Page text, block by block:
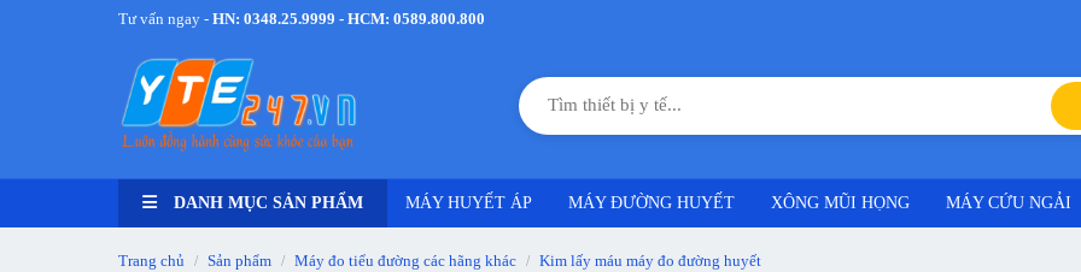
Tư vấn ngay - HN: 0348.25.9999 - HCM: 0589.800.800
DANH MỤC SẢN PHẨM MÁY HUYẾT ÁP MÁY ĐƯỜNG HUYẾT XÔNG MŨI HỌNG MÁY CỨU NGẢI
Trang chủ / Sản phẩm / Máy đo tiểu đường các hãng khác / Kim lấy máu máy đo đường huyết